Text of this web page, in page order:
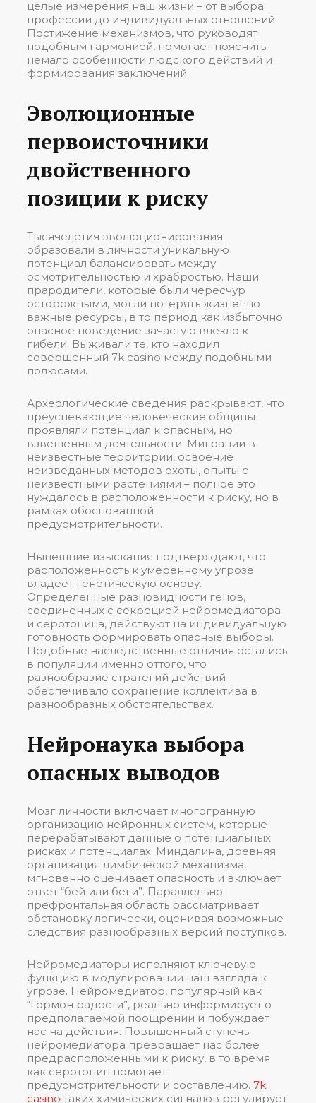
целые измерения наш жизни – от выбора
профессии до индивидуальных отношений.
Постижение механизмов, что руководят
подобным гармонией, помогает пояснить
немало особенности людского действий и
формирования заключений.
Эволюционные
первоисточники
двойственного
позиции к риску
Тысячелетия эволюционирования
образовали в личности уникальную
потенциал балансировать между
осмотрительностью и храбростью. Наши
прародители, которые были чересчур
осторожными, могли потерять жизненно
важные ресурсы, в то период как избыточно
опасное поведение зачастую влекло к
гибели. Выживали те, кто находил
совершенный 7k casino между подобными
полюсами.
Археологические сведения раскрывают, что
преуспевающие человеческие общины
проявляли потенциал к опасным, но
взвешенным деятельности. Миграции в
неизвестные территории, освоение
неизведанных методов охоты, опыты с
неизвестными растениями – полное это
нуждалось в расположенности к риску, но в
рамках обоснованной
предусмотрительности.
Нынешние изыскания подтверждают, что
расположенность к умеренному угрозе
владеет генетическую основу.
Определенные разновидности генов,
соединенных с секрецией нейромедиатора
и серотонина, действуют на индивидуальную
готовность формировать опасные выборы.
Подобные наследственные отличия остались
в популяции именно оттого, что
разнообразие стратегий действий
обеспечивало сохранение коллектива в
разнообразных обстоятельствах.
Нейронаука выбора
опасных выводов
Мозг личности включает многогранную
организацию нейронных систем, которые
перерабатывают данные о потенциальных
рисках и потенциалах. Миндалина, древняя
организация лимбической механизма,
мгновенно оценивает опасность и включает
ответ “бей или беги”. Параллельно
префронтальная область рассматривает
обстановку логически, оценивая возможные
следствия разнообразных версий поступков.
Нейромедиаторы исполняют ключевую
функцию в модулировании наш взгляда к
угрозе. Нейромедиатор, популярный как
“гормон радости”, реально информирует о
предполагаемой поощрении и побуждает
нас на действия. Повышенный ступень
нейромедиатора превращает нас более
предрасположенными к риску, в то время
как серотонин помогает
предусмотрительности и составлению. 7k
casino таких химических сигналов регулирует